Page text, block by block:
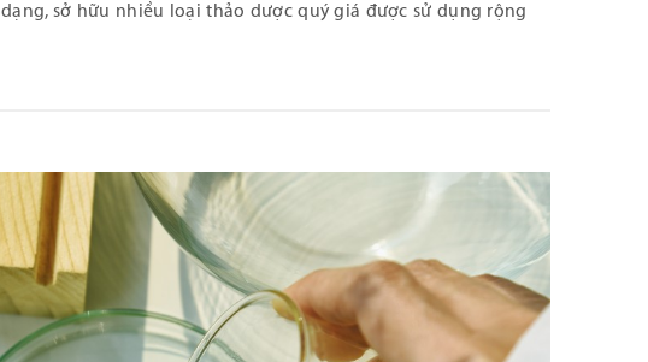
dạng, sở hữu nhiều loại thảo dược quý giá được sử dụng rộng